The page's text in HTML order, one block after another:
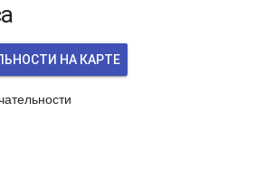
НА КАРТЕ